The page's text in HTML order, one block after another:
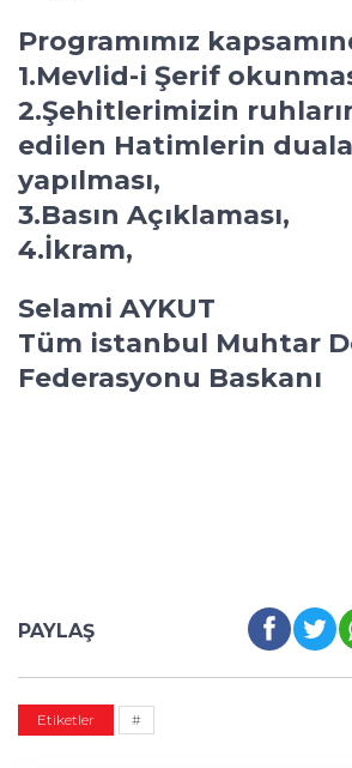
Programımız
1.Mevlid-i Şerif
2.Şehitlerimizin
edilen Hatimlerin
yapılması,
3.Basın Açıklaması,
4.İkram,
Selami AYKUT
Tüm istanbul Muhtar
Federasyonu Baskanı
PAYLAŞ
Etiketler #